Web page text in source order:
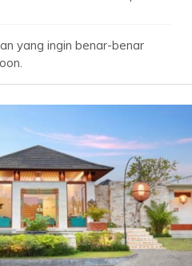
yang ingin benar-benar